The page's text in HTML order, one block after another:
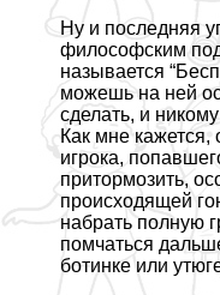
Ну и последняя
философским
называется
можешь на ней
сделать, и
Как мне кажется,
игрока,
притормозить,
происходящей
набрать полную
помчаться
ботинке или